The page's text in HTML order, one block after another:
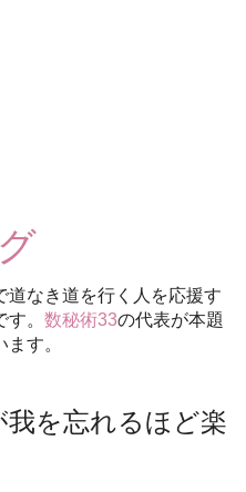
なき道を行く人を応援す
。 数秘術33の代表が本題
す。
を忘れるほど楽